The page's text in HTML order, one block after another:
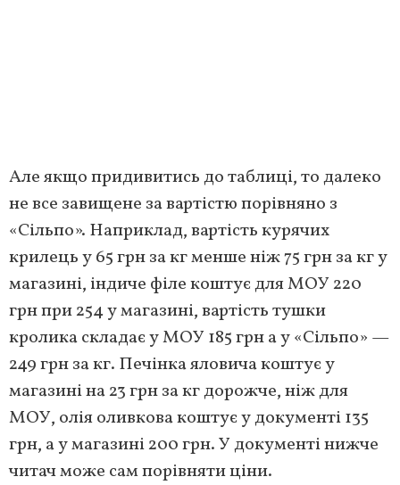
Але якщо придивитись до таблиці, то далеко
не все завищене за вартістю порівняно з
«Сільпо». Наприклад, вартість курячих
крилець у 65 грн за кг менше ніж 75 грн за кг у
магазині, індиче філе коштує для МОУ 220
грн при 254 у магазині, вартість тушки
кролика складає у МОУ 185 грн а у «Сільпо» —
249 грн за кг. Печінка яловича коштує у
магазині на 23 грн за кг дорожче, ніж для
МОУ, олія оливкова коштує у документі 135
грн, а у магазині 200 грн. У документі нижче
читач може сам порівняти ціни.